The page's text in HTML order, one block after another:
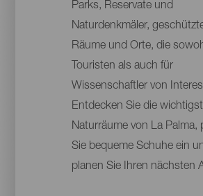
Parks, Reservate und
Naturdenkmäler,
Räume und Orte, die
Touristen als auch für
Wissenschaftler von
Entdecken Sie die
Naturräume von La Palma,
Sie bequeme Schuhe ein
planen Sie Ihren nächsten